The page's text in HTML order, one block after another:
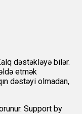
dəstəkləyə bilər.
etmək
dəstəyi olmadan,
Support by